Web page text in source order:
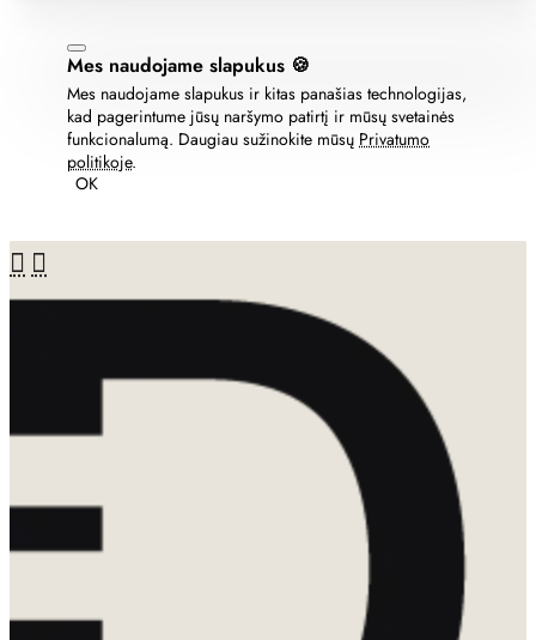
Mes naudojame slapukus 🍪
Mes naudojame slapukus ir kitas panašias technologijas,
kad pagerintume jūsų naršymo patirtį ir mūsų svetainės
funkcionalumą. Daugiau sužinokite mūsų Privatumo
politikoje.
OK